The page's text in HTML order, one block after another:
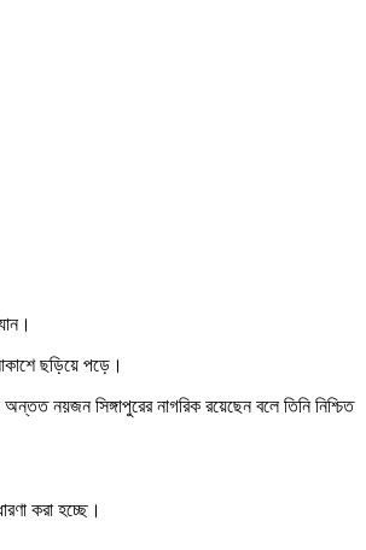
ছড়িয়ে পড়ে।
নয়জন সিঙ্গাপুরের নাগরিক রয়েছেন বলে তিনি নিশ্চিত
করা হচ্ছে।